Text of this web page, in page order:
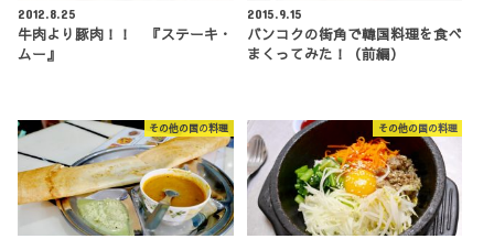
2012.8.25
牛肉より豚肉！！ 『ステーキ・
ムー』
2015.9.15
バンコクの街角で韓国料理を食べ
まくってみた！（前編）
その他の国の料理 その他の国の料理